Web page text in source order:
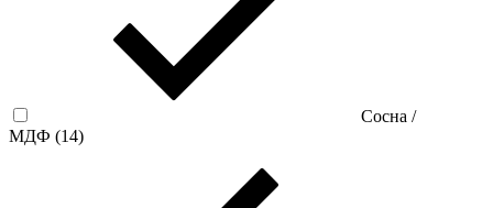
Сосна /
МДФ (14)